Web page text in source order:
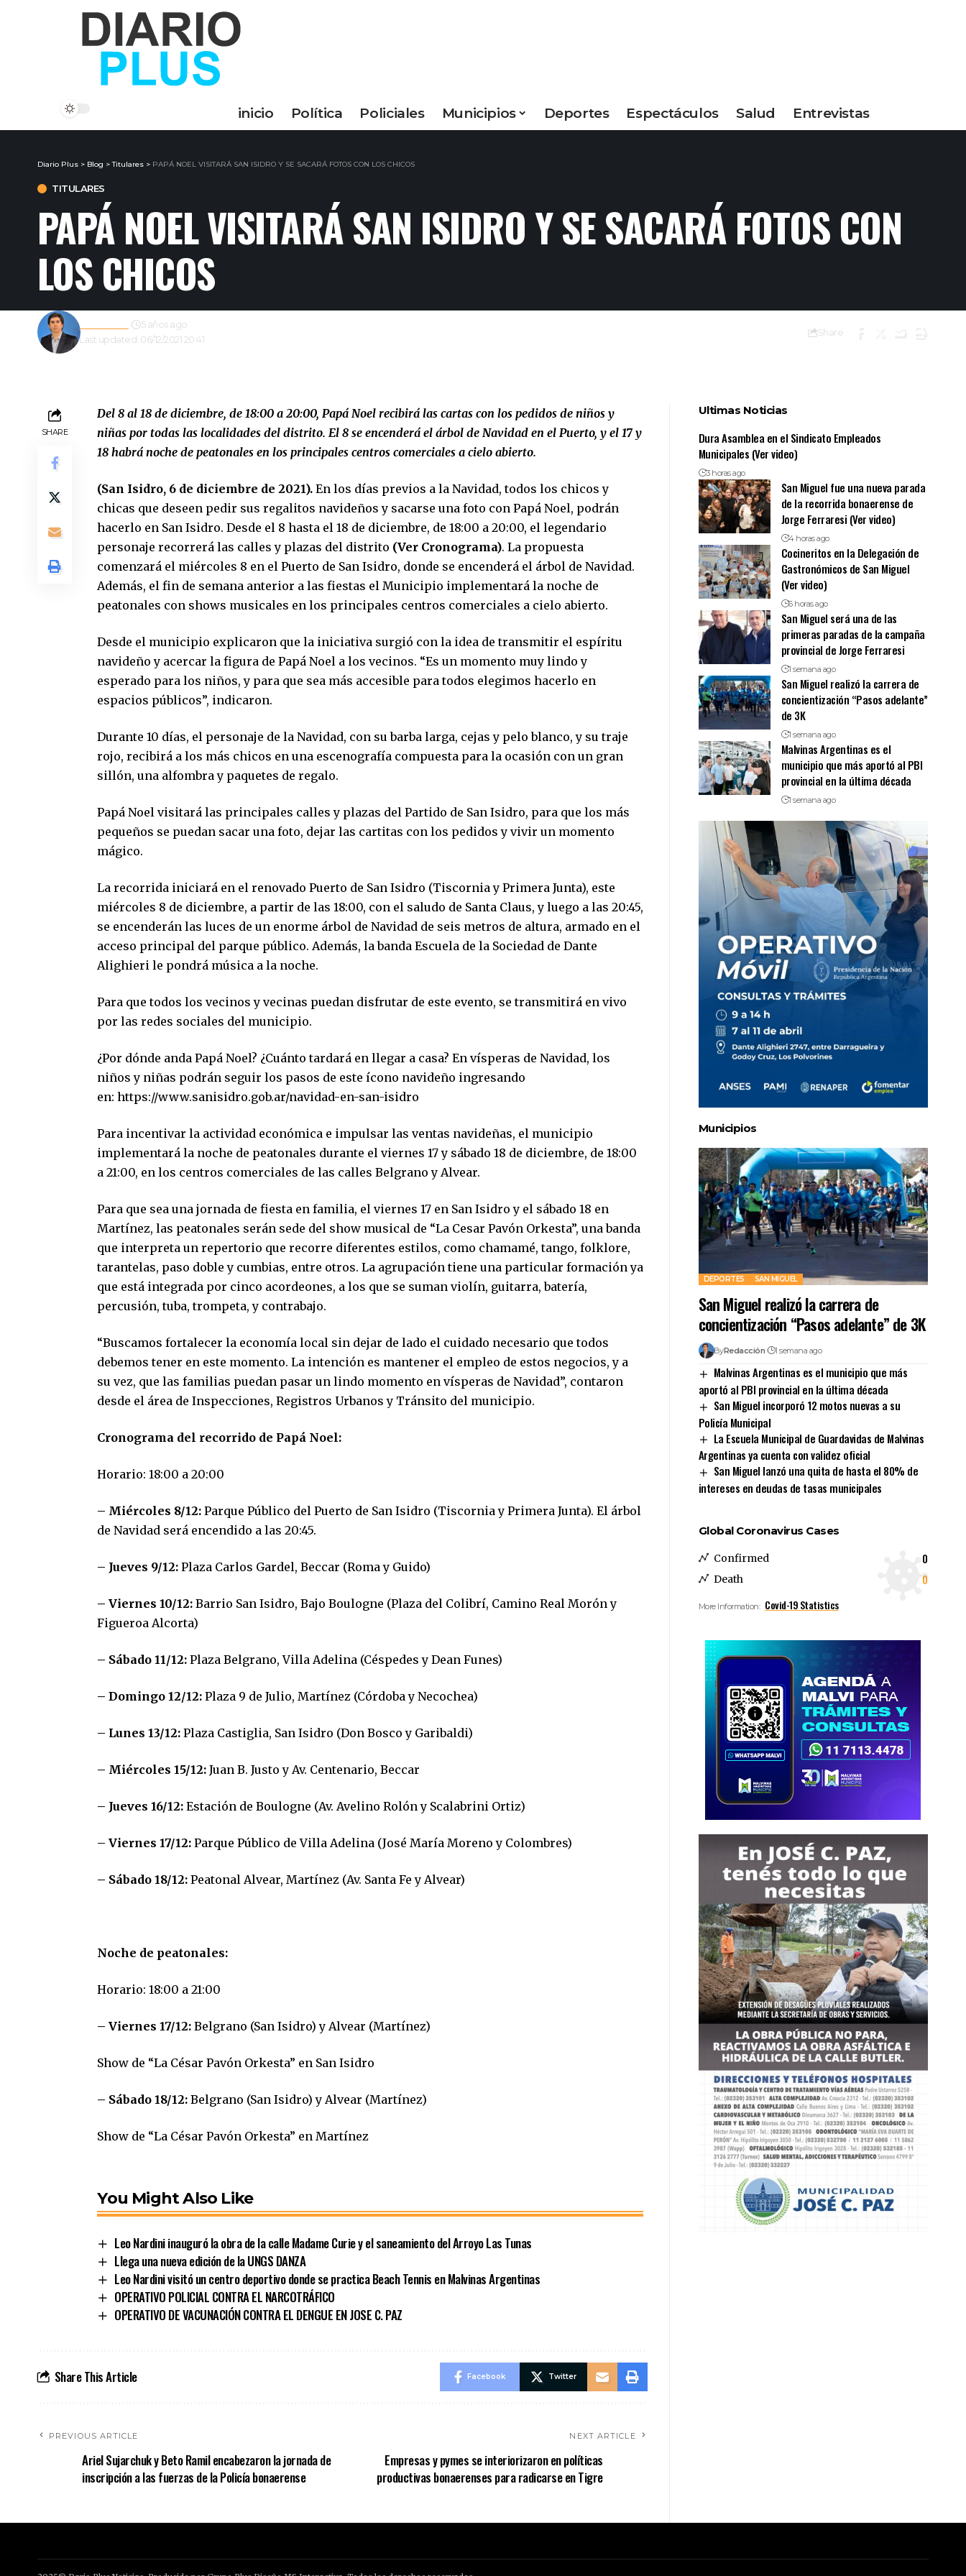
inicio Política Policiales Municipios Deportes Espectáculos Salud Entrevistas
Diario Plus > Blog >Titulares > PAPÁ NOEL VISITARÁ SAN ISIDRO Y SE SACARÁ FOTOS CON LOS CHICOS
TITULARES
PAPÁ NOEL VISITARÁ SAN ISIDRO Y SE SACARÁ FOTOS CON
LOS CHICOS
Last updated: 06/12/2021 20:41
Redacción 5 años ago
Share
SHARE
Del 8 al 18 de diciembre, de 18:00 a 20:00, Papá Noel recibirá las cartas con los pedidos de niños y
niñas por todas las localidades del distrito. El 8 se encenderá el árbol de Navidad en el Puerto, y el 17 y
18 habrá noche de peatonales en los principales centros comerciales a cielo abierto.
(San Isidro, 6 de diciembre de 2021).En los días previos a la Navidad, todos los chicos y
chicas que deseen pedir sus regalitos navideños y sacarse una foto con Papá Noel, podrán
hacerlo en San Isidro. Desde el 8 hasta el 18 de diciembre, de 18:00 a 20:00, el legendario
personaje recorrerá las calles y plazas del distrito (Ver Cronograma). La propuesta
comenzará el miércoles 8 en el Puerto de San Isidro, donde se encenderá el árbol de Navidad.
Además, el fin de semana anterior a las fiestas el Municipio implementará la noche de
peatonales con shows musicales en los principales centros comerciales a cielo abierto.
Desde el municipio explicaron que la iniciativa surgió con la idea de transmitir el espíritu
navideño y acercar la figura de Papá Noel a los vecinos. “Es un momento muy lindo y
esperado para los niños, y para que sea más accesible para todos elegimos hacerlo en
espacios públicos”, indicaron.
Durante 10 días, el personaje de la Navidad, con su barba larga, cejas y pelo blanco, y su traje
rojo, recibirá a los más chicos en una escenografía compuesta para la ocasión con un gran
sillón, una alfombra y paquetes de regalo.
Papá Noel visitará las principales calles y plazas del Partido de San Isidro, para que los más
pequeños se puedan sacar una foto, dejar las cartitas con los pedidos y vivir un momento
mágico.
La recorrida iniciará en el renovado Puerto de San Isidro (Tiscornia y Primera Junta), este
miércoles 8 de diciembre, a partir de las 18:00, con el saludo de Santa Claus, y luego a las 20:45,
se encenderán las luces de un enorme árbol de Navidad de seis metros de altura, armado en el
acceso principal del parque público. Además, la banda Escuela de la Sociedad de Dante
Alighieri le pondrá música a la noche.
Para que todos los vecinos y vecinas puedan disfrutar de este evento, se transmitirá en vivo
por las redes sociales del municipio.
¿Por dónde anda Papá Noel? ¿Cuánto tardará en llegar a casa? En vísperas de Navidad, los
niños y niñas podrán seguir los pasos de este ícono navideño ingresando
en:https://www.sanisidro.gob.ar/navidad-en-san-isidro
Para incentivar la actividad económica e impulsar las ventas navideñas, el municipio
implementará la noche de peatonales durante el viernes 17 y sábado 18 de diciembre, de 18:00
a 21:00, en los centros comerciales de las calles Belgrano y Alvear.
Para que sea una jornada de fiesta en familia, el viernes 17 en San Isidro y el sábado 18 en
Martínez, las peatonales serán sede del show musical de “La Cesar Pavón Orkesta”, una banda
que interpreta un repertorio que recorre diferentes estilos, como chamamé, tango, folklore,
tarantelas, paso doble y cumbias, entre otros. La agrupación tiene una particular formación ya
que está integrada por cinco acordeones, a los que se suman violín, guitarra, batería,
percusión, tuba, trompeta, y contrabajo.
“Buscamos fortalecer la economía local sin dejar de lado el cuidado necesario que todos
debemos tener en este momento. La intención es mantener el empleo de estos negocios, y a
su vez, que las familias puedan pasar un lindo momento en vísperas de Navidad”, contaron
desde el área de Inspecciones, Registros Urbanos y Tránsito del municipio.
Cronograma del recorrido de Papá Noel:
Horario: 18:00 a 20:00
– Miércoles 8/12: Parque Público del Puerto de San Isidro (Tiscornia y Primera Junta). El árbol
de Navidad será encendido a las 20:45.
– Jueves 9/12: Plaza Carlos Gardel, Beccar (Roma y Guido)
– Viernes 10/12: Barrio San Isidro, Bajo Boulogne (Plaza del Colibrí, Camino Real Morón y
Figueroa Alcorta)
– Sábado 11/12: Plaza Belgrano, Villa Adelina (Céspedes y Dean Funes)
– Domingo 12/12: Plaza 9 de Julio, Martínez (Córdoba y Necochea)
– Lunes 13/12: Plaza Castiglia, San Isidro (Don Bosco y Garibaldi)
– Miércoles 15/12: Juan B. Justo y Av. Centenario, Beccar
– Jueves 16/12: Estación de Boulogne (Av. Avelino Rolón y Scalabrini Ortiz)
– Viernes 17/12: Parque Público de Villa Adelina (José María Moreno y Colombres)
– Sábado 18/12: Peatonal Alvear, Martínez (Av. Santa Fe y Alvear)
Noche de peatonales:
Horario: 18:00 a 21:00
– Viernes 17/12:Belgrano (San Isidro) y Alvear (Martínez)
Show de “La César Pavón Orkesta” en San Isidro
– Sábado 18/12: Belgrano (San Isidro) y Alvear (Martínez)
Show de “La César Pavón Orkesta” en Martínez
You Might Also Like
Leo Nardini inauguró la obra de la calle Madame Curie y el saneamiento del Arroyo Las Tunas
Llega una nueva edición de la UNGS DANZA
Leo Nardini visitó un centro deportivo donde se practica Beach Tennis en Malvinas Argentinas
OPERATIVO POLICIAL CONTRA EL NARCOTRÁFICO
OPERATIVO DE VACUNACIÓN CONTRA EL DENGUE EN JOSE C. PAZ
Share This Article Facebook Twitter
PREVIOUS ARTICLE
Ariel Sujarchuk y Beto Ramil encabezaron la jornada de
inscripción a las fuerzas de la Policía bonaerense
NEXT ARTICLE
Empresas y pymes se interiorizaron en políticas
productivas bonaerenses para radicarse en Tigre
Ultimas Noticias
Dura Asamblea en el Sindicato Empleados
Municipales (Ver video)
3 horas ago
San Miguel fue una nueva parada
de la recorrida bonaerense de
Jorge Ferraresi (Ver video)
4 horas ago
Cocineritos en la Delegación de
Gastronómicos de San Miguel
(Ver video)
6 horas ago
San Miguel será una de las
primeras paradas de la campaña
provincial de Jorge Ferraresi
1 semana ago
San Miguel realizó la carrera de
concientización “Pasos adelante”
de 3K
1 semana ago
Malvinas Argentinas es el
municipio que más aportó al PBI
provincial en la última década
1 semana ago
Municipios
DEPORTES SAN MIGUEL
San Miguel realizó la carrera de
concientización “Pasos adelante” de 3K
ByRedacción 1 semana ago
Malvinas Argentinas es el municipio que más
aportó al PBI provincial en la última década
San Miguel incorporó 12 motos nuevas a su
Policía Municipal
La Escuela Municipal de Guardavidas de Malvinas
Argentinas ya cuenta con validez oficial
San Miguel lanzó una quita de hasta el 80% de
intereses en deudas de tasas municipales
Global Coronavirus Cases
Confirmed 0
Death 0
More Information: Covid-19 Statistics